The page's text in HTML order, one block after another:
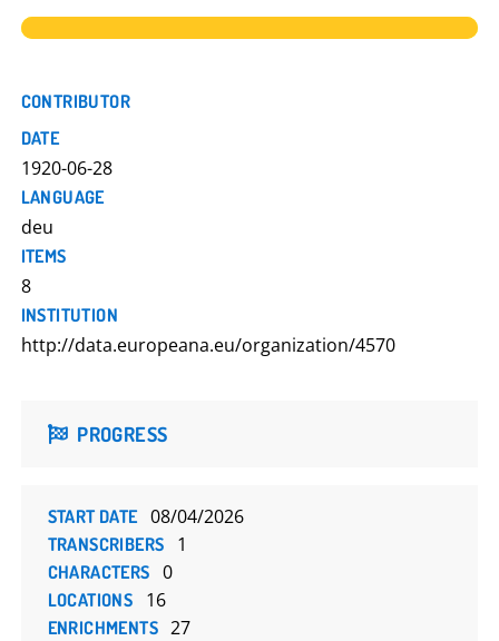
Victoria-Schule und -Pensionat >> Berichtserien >>
Emilie Göler von Ravensburg [?-?, Oberin des Viktoria-
1917-1920/1923]
CONTRIBUTOR
DATE
1920-06-28
LANGUAGE
deu
ITEMS
8
INSTITUTION
http://data.europeana.eu/organization/4570
PROGRESS
START DATE 08/04/2026
TRANSCRIBERS 1
CHARACTERS 0
LOCATIONS 16
ENRICHMENTS 27